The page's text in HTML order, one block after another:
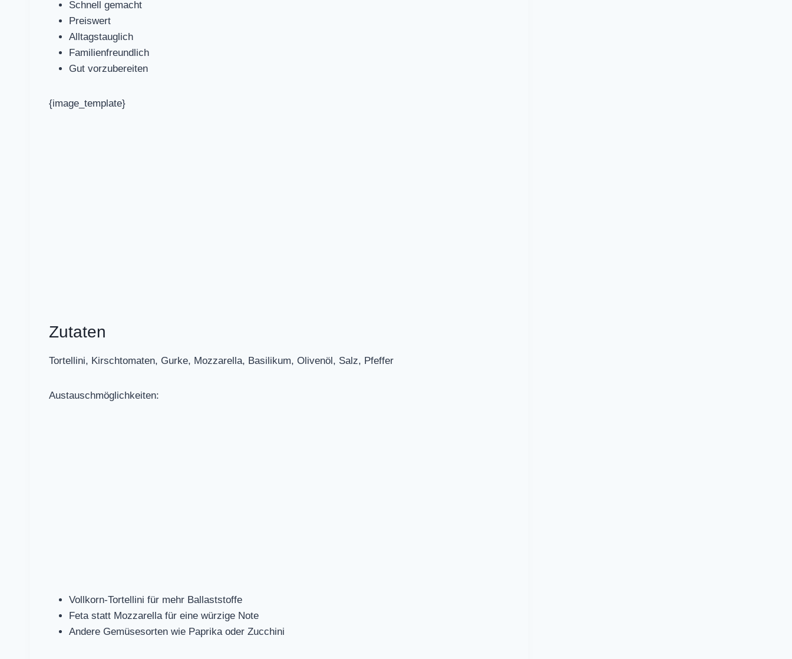
Schnell gemacht
Preiswert
Alltagstauglich
Familienfreundlich
Gut vorzubereiten
{image_template}
Zutaten
Tortellini, Kirschtomaten, Gurke, Mozzarella, Basilikum, Olivenöl, Salz, Pfeffer
Austauschmöglichkeiten:
Vollkorn-Tortellini für mehr Ballaststoffe
Feta statt Mozzarella für eine würzige Note
Andere Gemüsesorten wie Paprika oder Zucchini